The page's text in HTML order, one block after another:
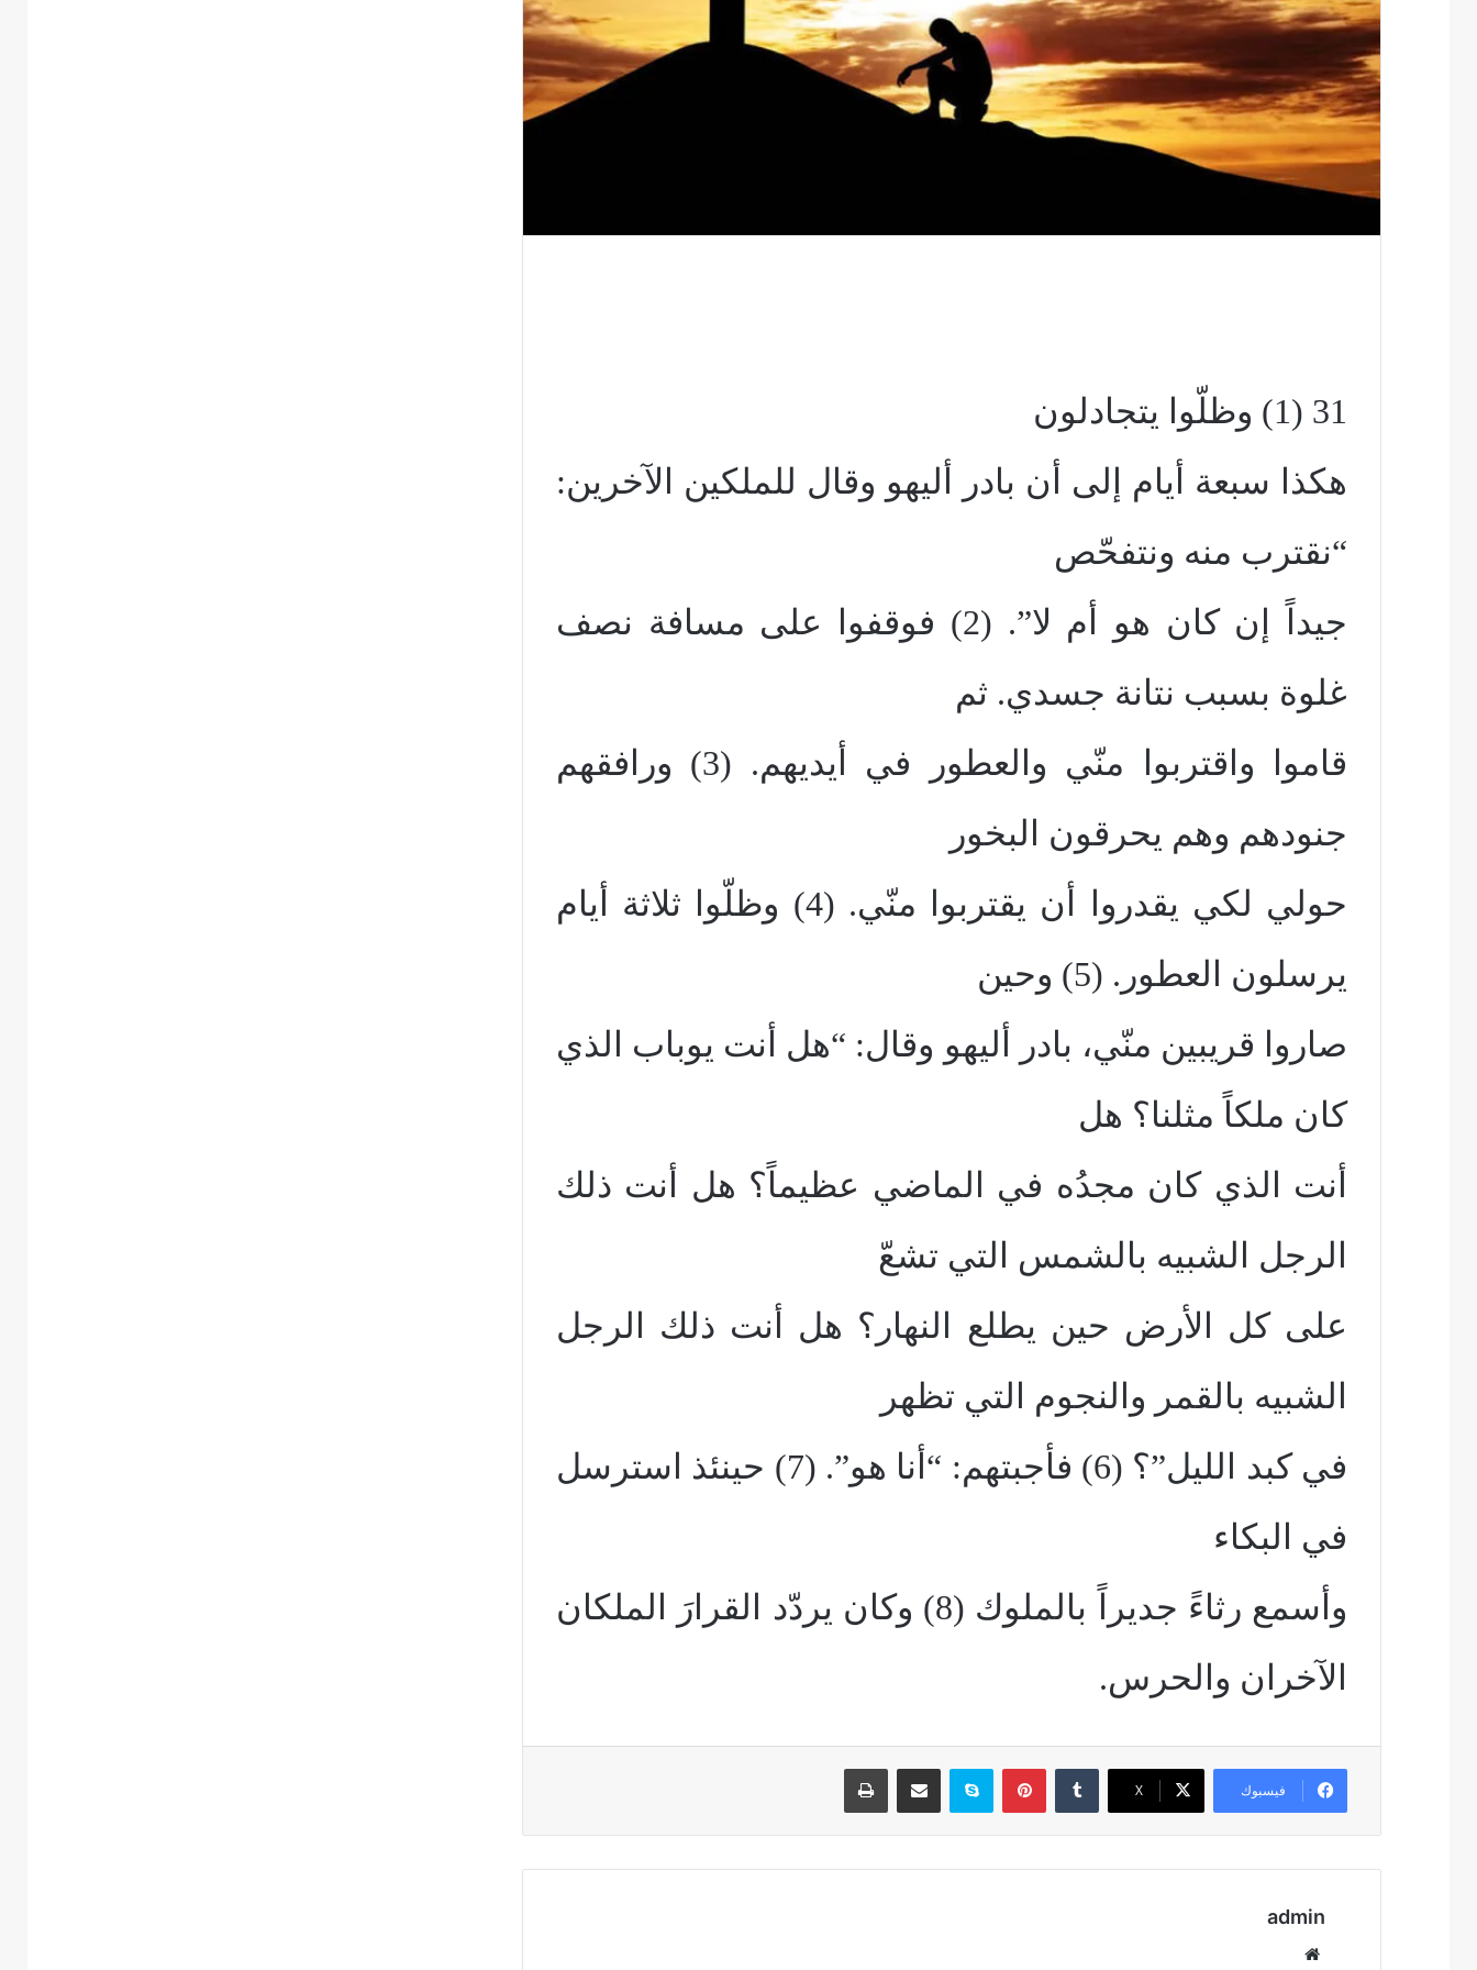
31 (1) وظلّوا يتجادلون
هكذا سبعة أيام إلى أن بادر أليهو وقال للملكين الآخرين:
“نقترب منه ونتفحّص
جيداً إن كان هو أم لا”. (2) فوقفوا على مسافة نصف
غلوة بسبب نتانة جسدي. ثم
قاموا واقتربوا منّي والعطور في أيديهم. (3) ورافقهم
جنودهم وهم يحرقون البخور
حولي لكي يقدروا أن يقتربوا منّي. (4) وظلّوا ثلاثة أيام
يرسلون العطور. (5) وحين
صاروا قريبين منّي، بادر أليهو وقال: “هل أنت يوباب الذي
كان ملكاً مثلنا؟ هل
أنت الذي كان مجدُه في الماضي عظيماً؟ هل أنت ذلك
الرجل الشبيه بالشمس التي تشعّ
على كل الأرض حين يطلع النهار؟ هل أنت ذلك الرجل
الشبيه بالقمر والنجوم التي تظهر
في كبد الليل”؟ (6) فأجبتهم: “أنا هو”. (7) حينئذ استرسل
في البكاء
وأسمع رثاءً جديراً بالملوك (8) وكان يردّد القرارَ الملكان
الآخران والحرس.
فيسبوك ‫X
بينتيريستسكايب مشاركة عبر البريد طباعة
admin